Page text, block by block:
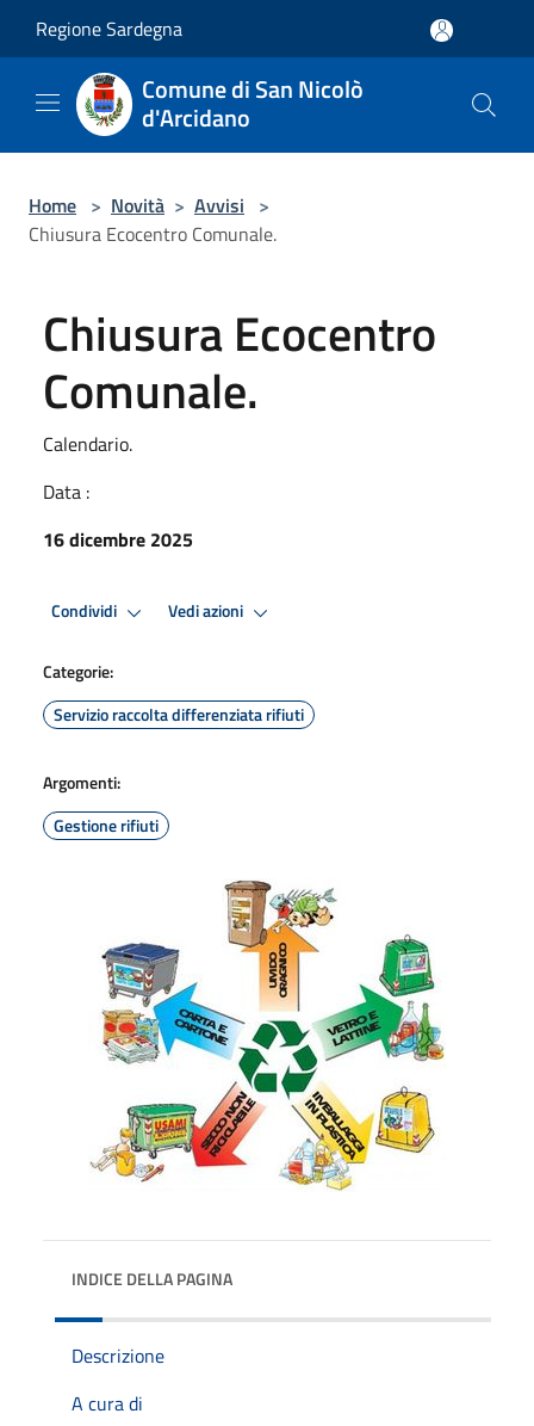
Regione Sardegna
Comune di San Nicolò
d'Arcidano
Home > Novità > Avvisi >
Chiusura Ecocentro Comunale.
Chiusura Ecocentro
Comunale.
Calendario.
Data :
16 dicembre 2025
Condividi Vedi azioni
Categorie:
Servizio raccolta differenziata rifiuti
Argomenti:
Gestione rifiuti
INDICE DELLA PAGINA
Descrizione
A cura di